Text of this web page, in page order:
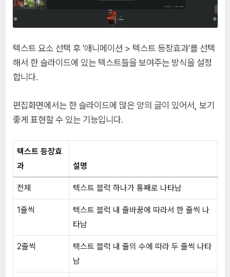
텍스트 요소 선택 후 '애니메이션 > 텍스트 등장효과'를 선택
해서 한 슬라이드에 있는 텍스트들을 보여주는 방식을 설정
합니다.
편집화면에서는 한 슬라이드에 많은 양의 글이 있어서, 보기
좋게 표현할 수 있는 기능입니다.
텍스트 등장효
과
설명
전체 텍스트 블럭 하나가 통째로 나타남
1줄씩
텍스트 블럭 내 줄바꿈에 따라서 한 줄씩 나
타남
2줄씩
텍스트 블럭 내 줄의 수에 따라 두 줄씩 나타
남